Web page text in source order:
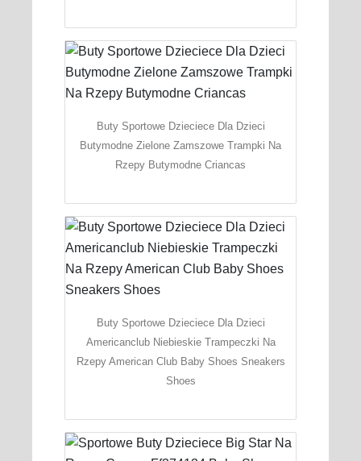
Buty Sportowe Dzieciece Dla Dzieci
Butymodne Zielone Zamszowe Trampki Na
Rzepy Butymodne Criancas
Buty Sportowe Dzieciece Dla Dzieci
Americanclub Niebieskie Trampeczki Na
Rzepy American Club Baby Shoes Sneakers
Shoes